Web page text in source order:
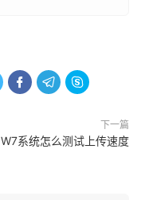
  
下一篇
W7系统怎么测试上传速度